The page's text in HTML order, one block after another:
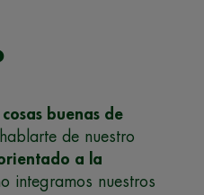
cosas buenas de
de nuestro
a la
integramos nuestros